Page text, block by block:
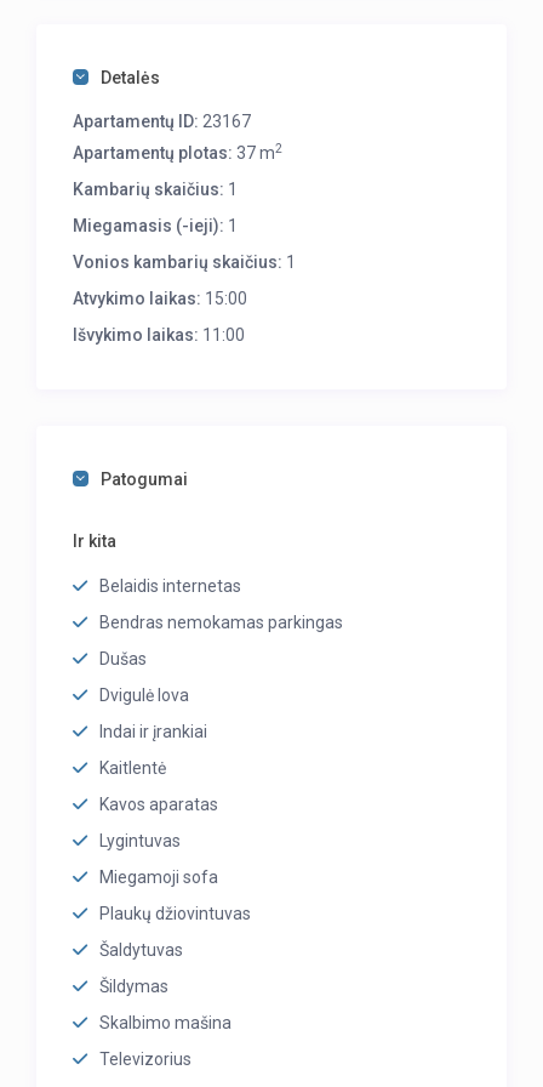
Detalės
Apartamentų ID: 23167
Apartamentų plotas: 37 m2
Kambarių skaičius: 1
Miegamasis (-ieji): 1
Vonios kambarių skaičius: 1
Atvykimo laikas: 15:00
Išvykimo laikas: 11:00
Patogumai
Ir kita
Belaidis internetas
Bendras nemokamas parkingas
Dušas
Dvigulė lova
Indai ir įrankiai
Kaitlentė
Kavos aparatas
Lygintuvas
Miegamoji sofa
Plaukų džiovintuvas
Šaldytuvas
Šildymas
Skalbimo mašina
Televizorius